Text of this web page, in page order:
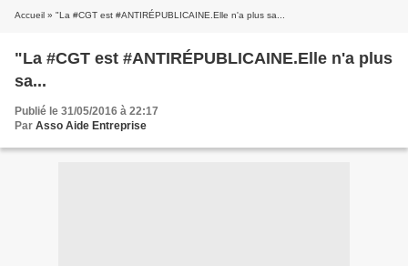
Accueil » "La #CGT est #ANTIRÉPUBLICAINE.Elle n'a plus sa...
"La #CGT est #ANTIRÉPUBLICAINE.Elle n'a plus
sa...
Publié le 31/05/2016 à 22:17
Par Asso Aide Entreprise